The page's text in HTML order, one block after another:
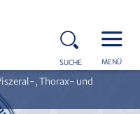
SUCHE MENÜ
, Thorax- und